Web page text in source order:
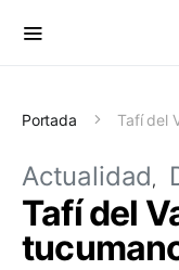
Portada Tafí del
Actualidad
Tafí del